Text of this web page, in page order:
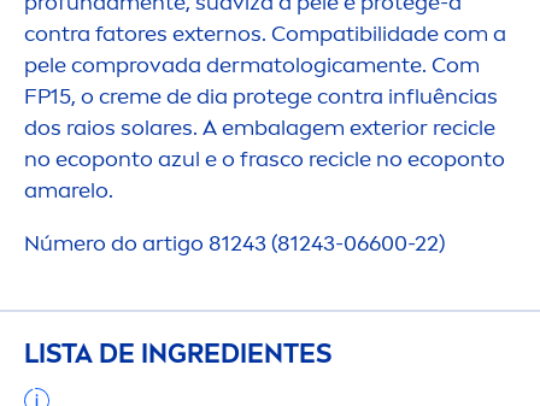
contra fatores externos. Compatibilidade com a
pele comprovada dermatologicamente. Com
FP15, o cremede dia protege contra influências
dos raios solares. A embalagem exterior recicle
no ecoponto azul e o frasco recicle no ecoponto
amarelo.
Número do artigo 81243 (81243-06600-22)
LISTA DE INGREDIENTES